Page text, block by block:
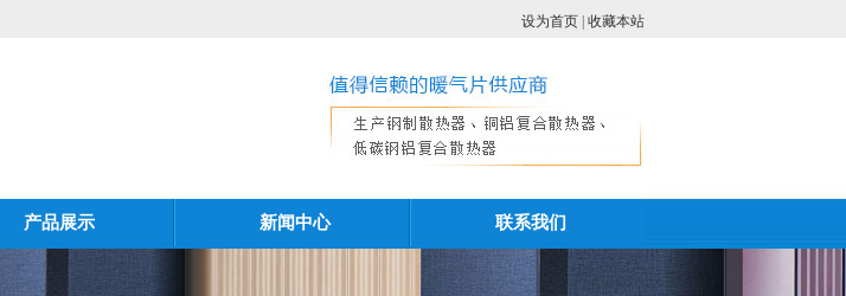
设为首页 收藏本站
产品展示 新闻中心 联系我们